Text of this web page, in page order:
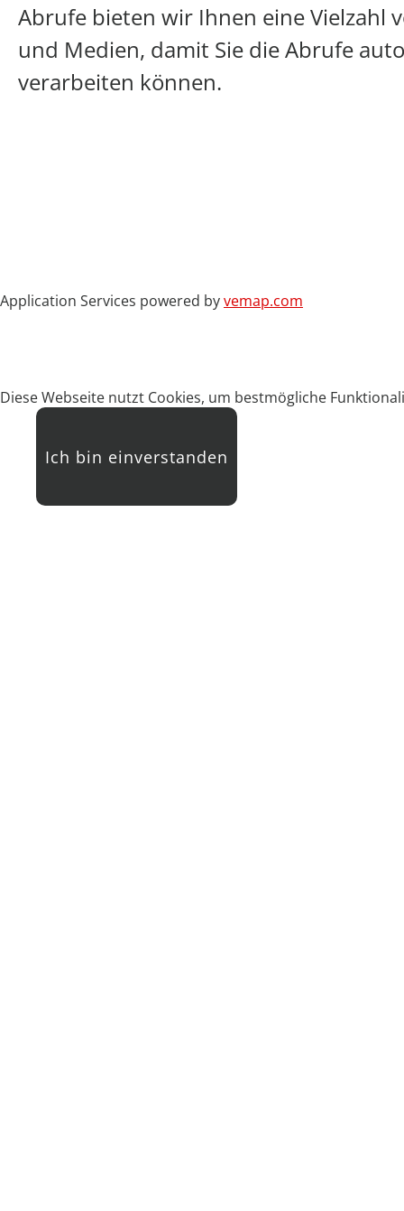
Abrufe bieten wir Ihnen eine Vielzahl
und Medien, damit Sie die Abrufe
verarbeiten können.
Application Services powered byvemap.com
Diese Webseite nutzt Cookies, um bestmögliche